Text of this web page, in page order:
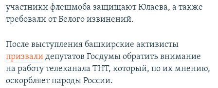
участники флешмоба защищают Юлаева, а также
требовали от Белого извинений.
После выступления башкирские активисты
призвали депутатов Госдумы обратить внимание
на работу телеканала ТНТ, который, по их мнению,
оскорбляет народы России.